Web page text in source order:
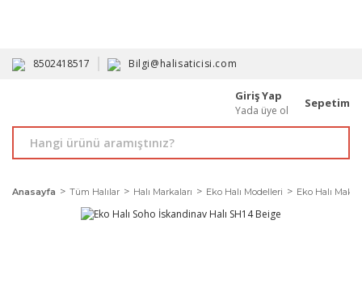
8502418517 Bilgi@halisaticisi.com
Giriş Yap
Yada üye ol
Sepetim
Anasayfa Tüm Halılar Halı Markaları Eko Halı Modelleri Eko Halı